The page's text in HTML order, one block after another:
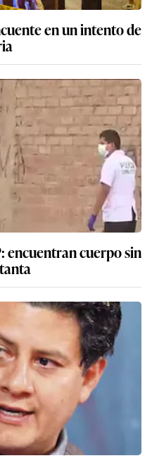
en un intento de
encuentran cuerpo sin